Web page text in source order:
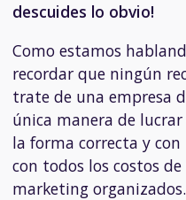
descuides lo obvio!
Como estamos
recordar que ningún
trate de una empresa
única manera de
la forma correcta y
con todos los costos
marketing organizados.